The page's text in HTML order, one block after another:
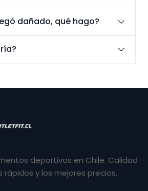
dañado, qué hago?
deportivos en Chile. Calidad
rápidos y los mejores precios.